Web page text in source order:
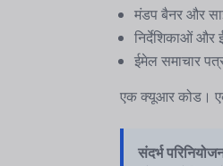
मंडप बैनर और
निर्देशिकाओं और
ईमेल समाचार
एक क्यूआर कोड।
संदर्भ